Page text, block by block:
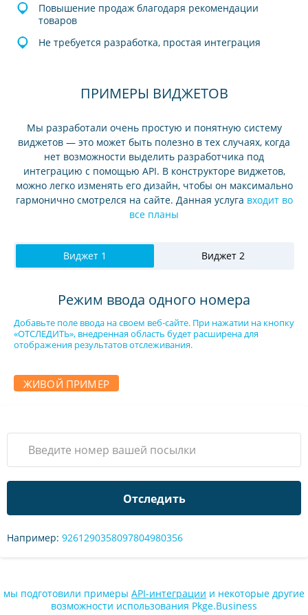
Повышение продаж благодаря рекомендации
товаров
Не требуется разработка, простая интеграция
ПРИМЕРЫ ВИДЖЕТОВ
Мы разработали очень простую и понятную систему
виджетов — это может быть полезно в тех случаях, когда
нет возможности выделить разработчика под
интеграцию с помощью API. В конструкторе виджетов,
можно легко изменять его дизайн, чтобы он максимально
гармонично смотрелся на сайте. Данная услуга входит во
все планы
Виджет 1 Виджет 2
Режим ввода одного номера
Добавьте поле ввода на своем веб-сайте. При нажатии на кнопку
«ОТСЛЕДИТЬ», внедренная область будет расширена для
отображения результатов отслеживания.
ЖИВОЙ ПРИМЕР
Отследить
Например: 9261290358097804980356
мы подготовили примеры API-интеграции и некоторые другие
возможности использования Pkge.Business